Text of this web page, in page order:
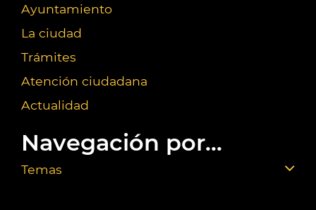
Ayuntamiento
La ciudad
Trámites
Atención ciudadana
Actualidad
Navegación por...
Temas